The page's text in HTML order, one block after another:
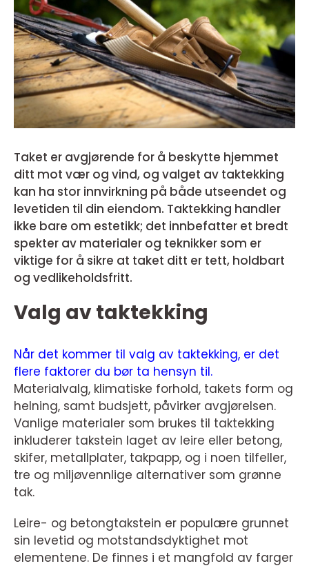
Taket er avgjørende for å beskytte hjemmet
ditt mot vær og vind, og valget av taktekking
kan ha stor innvirkning på både utseendet og
levetiden til din eiendom. Taktekking handler
ikke bare om estetikk; det innbefatter et bredt
spekter av materialer og teknikker som er
viktige for å sikre at taket ditt er tett, holdbart
og vedlikeholdsfritt.
Valg av taktekking
Når det kommer til valg av taktekking, er det
flere faktorer du bør ta hensyn til.
Materialvalg, klimatiske forhold, takets form og
helning, samt budsjett, påvirker avgjørelsen.
Vanlige materialer som brukes til taktekking
inkluderer takstein laget av leire eller betong,
skifer, metallplater, takpapp, og i noen tilfeller,
tre og miljøvennlige alternativer som grønne
tak.
Leire- og betongtakstein er populære grunnet
sin levetid og motstandsdyktighet mot
elementene. De finnes i et mangfold av farger